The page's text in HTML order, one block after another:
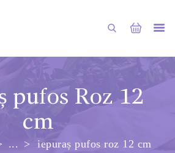
pufos Roz 12
cm
... iepuraș pufos roz 12 cm
NOI